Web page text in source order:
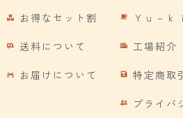
お得なセット割
送料について
お届けについて
Ｙｕ－ｋ
工場紹介
特定商取
プライバ